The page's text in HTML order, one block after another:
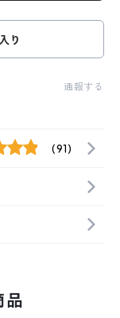
り
通報する
(91)
品